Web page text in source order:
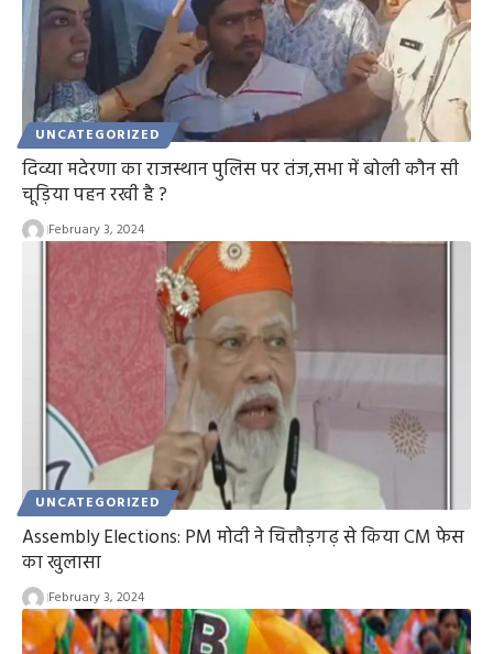
UNCATEGORIZED
दिव्या मदेरणा का राजस्थान पुलिस पर तंज,सभा में बोली कौन सी
चूड़िया पहन रखी है ?
February 3, 2024
UNCATEGORIZED
Assembly Elections: PM मोदी ने चित्तौड़गढ़ से किया CM फेस
का खुलासा
February 3, 2024